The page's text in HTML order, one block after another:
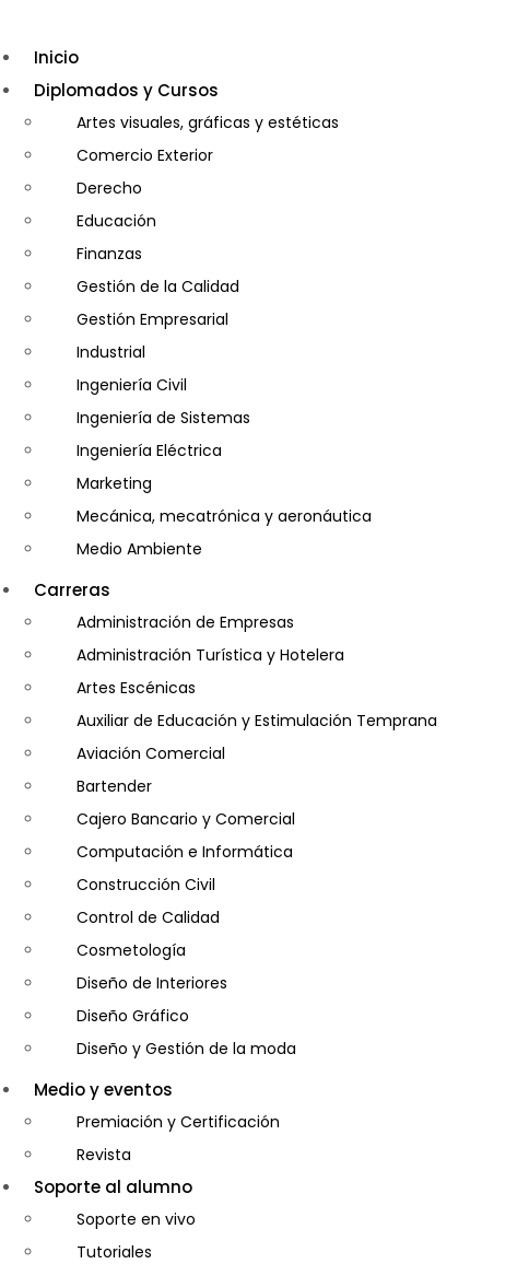
Inicio
Diplomados y Cursos
Artes visuales, gráficas y estéticas
Comercio Exterior
Derecho
Educación
Finanzas
Gestión de la Calidad
Gestión Empresarial
Industrial
Ingeniería Civil
Ingeniería de Sistemas
Ingeniería Eléctrica
Marketing
Mecánica, mecatrónica y aeronáutica
Medio Ambiente
Minería e Hidrocarburos
Salud y Psicología
Seguridad
Carreras
Administración de Empresas
Administración Turística y Hotelera
Artes Escénicas
Auxiliar de Educación y Estimulación Temprana
Aviación Comercial
Bartender
Cajero Bancario y Comercial
Computación e Informática
Construcción Civil
Control de Calidad
Cosmetología
Diseño de Interiores
Diseño Gráfico
Diseño y Gestión de la moda
Entrenador Personal y Nutrición Deportiva- Personal Trainig
Gastronomía
Gestor de Crédito y Cobranza
Guía de Turismo
Inglés Americano
Marketing y Publicidad
Medio y eventos
Premiación y Certificación
Revista
Soporte al alumno
Soporte en vivo
Tutoriales